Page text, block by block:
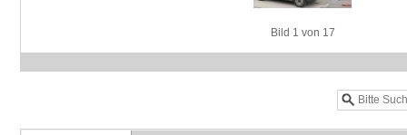
Bild 1 von 17